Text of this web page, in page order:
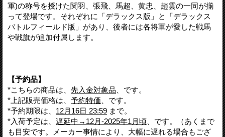
軍)の称号を授けた関羽、張飛、馬超、黄忠、趙雲の一同が揃
って登場です。それぞれに「デラックス版」と「デラックス
バトルフィールド版」があり、後者には各将軍が愛した戦馬
や戦旗が追加付属します。
【予約品】
*こちらの商品は、 先入金対象品 、です。
*上記販売価格は、 予約特価 、です。
*予約期限は、 12月16日 23:59 まで。
*入荷予定は、 遅延中→12月-2025年1月頃 、です。（あくまで
も目安です。メーカー事情により、大幅に遅れる場合もござ